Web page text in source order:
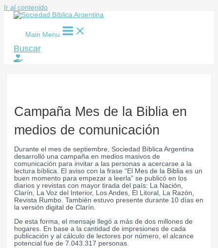
Ir al contenido
Main Menu
Buscar
Campaña Mes de la Biblia en
medios de comunicación
Durante el mes de septiembre, Sociedad Bíblica Argentina
desarrolló una campaña en medios masivos de
comunicación para invitar a las personas a acercarse a la
lectura bíblica. El aviso con la frase “El Mes de la Biblia es un
buen momento para empezar a leerla” se publicó en los
diarios y revistas con mayor tirada del país: La Nación,
Clarín, La Voz del Interior, Los Andes, El Litoral, La Razón,
Revista Rumbo. También estuvo presente durante 10 días en
la versión digital de Clarín.
De esta forma, el mensaje llegó a más de dos millones de
hogares. En base a la cantidad de impresiones de cada
publicación y al cálculo de lectores por número, el alcance
potencial fue de 7.043.317 personas.